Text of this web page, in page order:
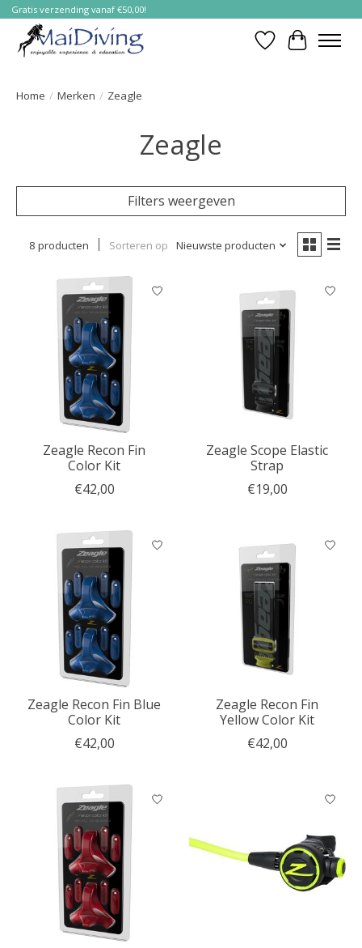
Gratis verzending vanaf €50,00!
Verlanglijst
Home / Merken / Zeagle
Zeagle
Filters weergeven
8 producten Sorteren op Nieuwste producten
Zeagle Recon Fin
Color Kit
€42,00
Zeagle Scope Elastic
Strap
€19,00
Zeagle Recon Fin Blue
Color Kit
€42,00
Zeagle Recon Fin
Yellow Color Kit
€42,00